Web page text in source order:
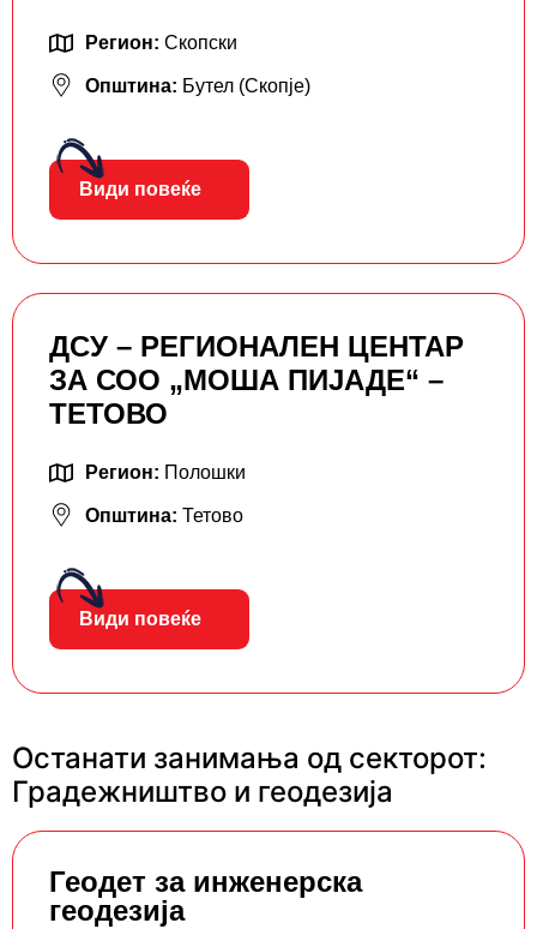
Регион: Скопски
Општина: Бутел (Скопје)
Види повеќе
ДСУ – РЕГИОНАЛЕН ЦЕНТАР
ЗА СОО „МОША ПИЈАДЕ“ –
ТЕТОВО
Регион: Полошки
Општина: Тетово
Види повеќе
Останати занимања од секторот:
Градежништво и геодезија
Геодет за инженерска
геодезија